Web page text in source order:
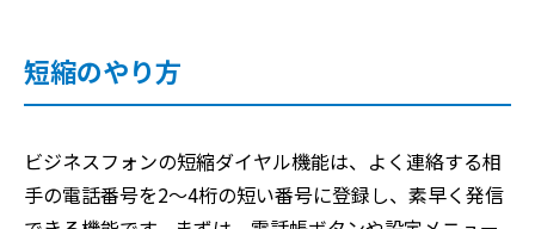
短縮のやり方
ビジネスフォンの短縮ダイヤル機能は、よく連絡する相
手の電話番号を2〜4桁の短い番号に登録し、素早く発信